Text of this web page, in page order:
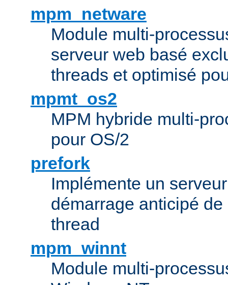
mpm_netware
Module multi-
serveur web basé
threads et optimisé
mpmt_os2
MPM hybride multi-
pour OS/2
prefork
Implémente un
démarrage anticipé
thread
mpm_winnt
Module multi-